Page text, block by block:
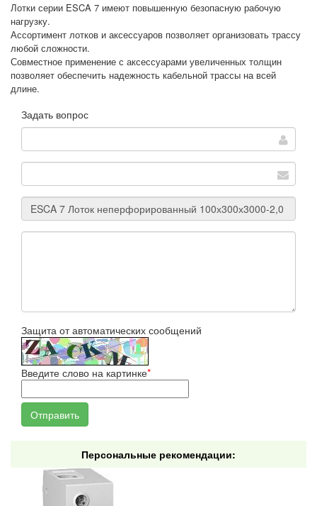
Лотки серии ESCA 7 имеют повышенную безопасную рабочую
нагрузку.
Ассортимент лотков и аксессуаров позволяет организовать трассу
любой сложности.
Совместное применение с аксессуарами увеличенных толщин
позволяет обеспечить надежность кабельной трассы на всей
длине.
Задать вопрос
Защита от автоматических сообщений
Введите слово на картинке*
Персональные рекомендации: